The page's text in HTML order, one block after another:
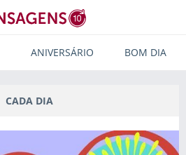
ANIVERSÁRIO BOM DIA
CADA DIA